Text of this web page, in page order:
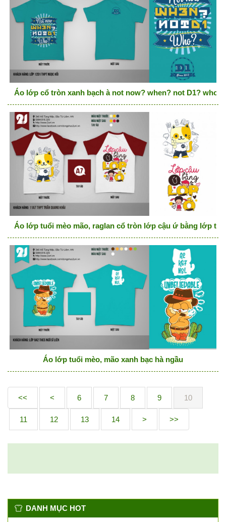
Áo lớp cổ tròn xanh bạch à not now? when? not D1? who?
Áo lớp tuổi mèo mão, raglan cổ tròn lớp cậu ứ bằng lớp tớ
Áo lớp tuổi mèo, mão xanh bạc hà ngầu
<< < 6 7 8 9 10
11 12 13 14 > >>
DANH MỤC HOT